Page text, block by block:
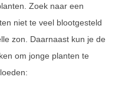
Zoek naar een
niet te veel blootgesteld
zon. Daarnaast kun je de
om jonge planten te